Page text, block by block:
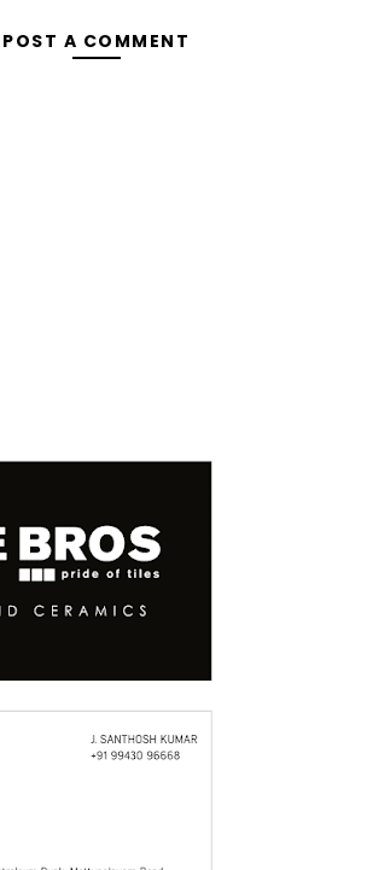
POST A COMMENT